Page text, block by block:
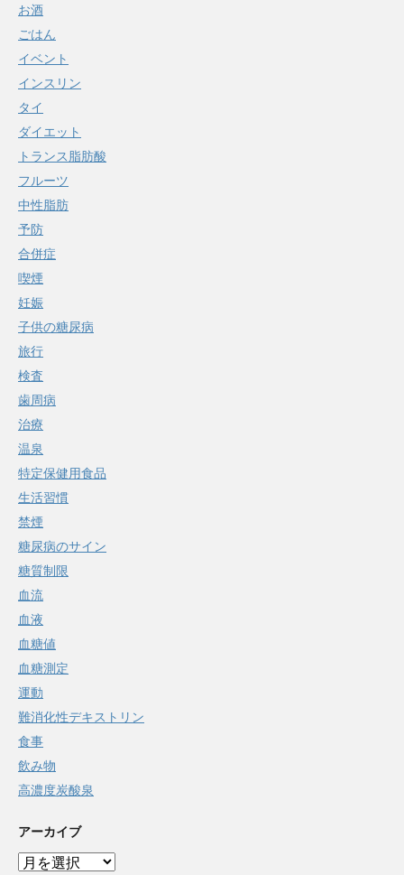
お酒
ごはん
イベント
インスリン
タイ
ダイエット
トランス脂肪酸
フルーツ
中性脂肪
予防
合併症
喫煙
妊娠
子供の糖尿病
旅行
検査
歯周病
治療
温泉
特定保健用食品
生活習慣
禁煙
糖尿病のサイン
糖質制限
血流
血液
血糖値
血糖測定
運動
難消化性デキストリン
食事
飲み物
高濃度炭酸泉
アーカイブ
ア